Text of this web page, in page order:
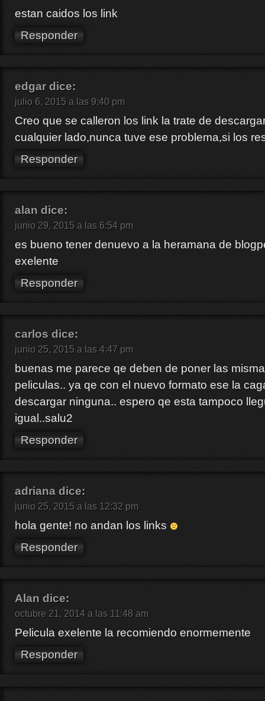
estan caidos los link
Responder
edgar dice:
julio 6, 2015 a las 9:40 pm
Creo que se calleron los link la trate de
cualquier lado,nunca tuve ese problema,si los
Responder
alan dice:
junio 29, 2015 a las 6:54 pm
es bueno tener denuevo a la heramana de
exelente
Responder
carlos dice:
junio 25, 2015 a las 4:47 pm
buenas me parece qe deben de poner las
peliculas.. ya qe con el nuevo formato ese la
descargar ninguna.. espero qe esta tampoco
igual..salu2
Responder
adriana dice:
junio 25, 2015 a las 12:32 pm
hola gente! no andan los links
Responder
Alan dice:
octubre 21, 2014 a las 11:48 am
Pelicula exelente la recomiendo enormemente
Responder